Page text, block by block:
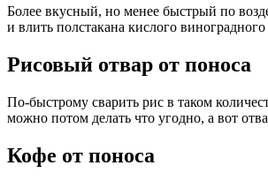
Более вкусный, но менее быстрый по
и влить полстакана кислого
Рисовый отвар от поноса
По-быстрому сварить рис в таком
можно потом делать что угодно, а вот
Кофе от поноса